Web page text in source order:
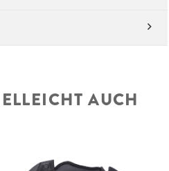
AUCH